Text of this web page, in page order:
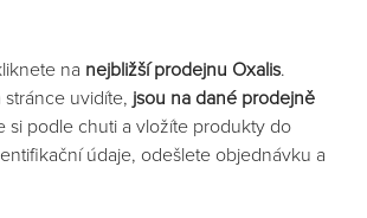
na nejbližší prodejnu Oxalis​.
uvidíte, jsou na dané prodejně
si podle chuti a vložíte produkty do
údaje, odešlete objednávku a